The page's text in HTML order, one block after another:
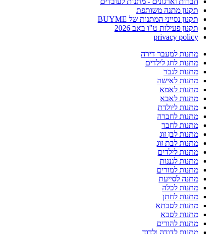
תקנון מתנה משותפת
תקנון נסייני המתנות של BUYME
תקנון פעילות ט"ו באב 2026
privacy policy
מתנות למעבר דירה
מתנות לחג לילדים
מתנות לגבר
מתנות לאישה
מתנות לאמא
מתנות לאבא
מתנות ליולדת
מתנות לחברה
מתנות לחבר
מתנות לבן זוג
מתנות לבת זוג
מתנות לילדים
מתנות לגננות
מתנות למורים
מתנה לסייעת
מתנות לכלה
מתנות לחתן
מתנות לסבתא
מתנות לסבא
מתנות להורים
מתנות לדודה ולדוד